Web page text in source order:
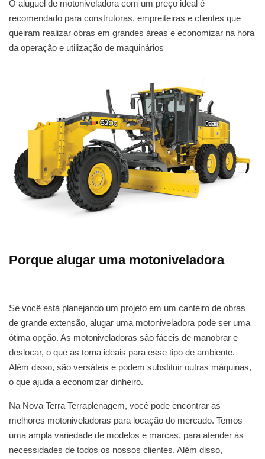
O aluguel de motoniveladora com um preço ideal é
recomendado para construtoras, empreiteiras e clientes que
queiram realizar obras em grandes áreas e economizar na hora
da operação e utilização de maquinários
Porque alugar uma motoniveladora
Se você está planejando um projeto em um canteiro de obras
de grande extensão, alugar uma motoniveladora pode ser uma
ótima opção. As motoniveladoras são fáceis de manobrar e
deslocar, o que as torna ideais para esse tipo de ambiente.
Além disso, são versáteis e podem substituir outras máquinas,
o que ajuda a economizar dinheiro.
Na Nova Terra Terraplenagem, você pode encontrar as
melhores motoniveladoras para locação do mercado. Temos
uma ampla variedade de modelos e marcas, para atender às
necessidades de todos os nossos clientes. Além disso,